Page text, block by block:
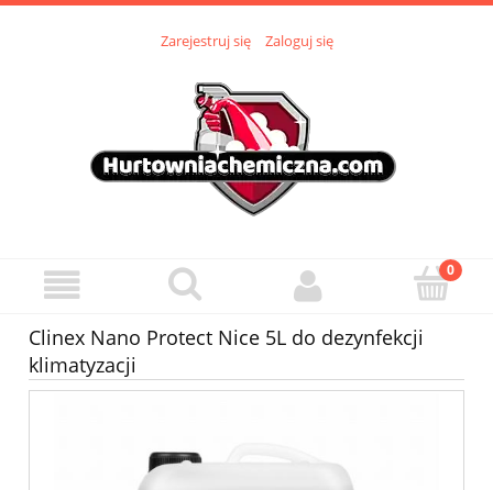
Zarejestruj się Zaloguj się
Clinex Nano Protect Nice 5L do dezynfekcji
klimatyzacji